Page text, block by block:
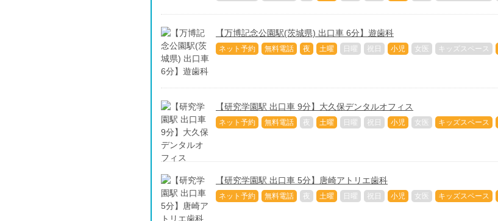
【万博記念公園駅(茨城県) 出口車 6分】遊歯科
ネット予約 無料電話 夜 土曜 日曜 祝日 小児 女医 キッズスペース
【研究学園駅 出口車 9分】大久保デンタルオフィス
ネット予約 無料電話 夜 土曜 日曜 祝日 小児 女医 キッズスペース
【研究学園駅 出口車 5分】唐崎アトリエ歯科
ネット予約 無料電話 夜 土曜 日曜 祝日 小児 女医 キッズスペース